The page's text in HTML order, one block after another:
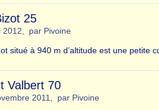
25
2012, par Pivoine
situé à 940 m d’altitude est une
Valbert 70
2011, par Pivoine